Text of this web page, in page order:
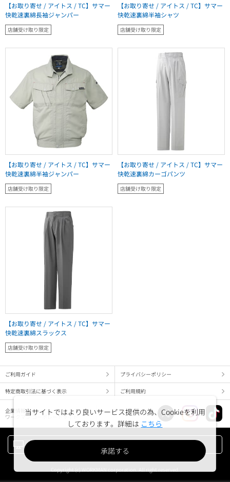
【お取り寄せ / アイトス / TC】サマー
快乾速裏綿長袖ジャンパー
店舗受け取り限定
【お取り寄せ / アイトス / TC】サマー
快乾速裏綿半袖シャツ
店舗受け取り限定
【お取り寄せ / アイトス / TC】サマー
快乾速裏綿半袖ジャンパー
店舗受け取り限定
【お取り寄せ / アイトス / TC】サマー
快乾速裏綿カーゴパンツ
店舗受け取り限定
【お取り寄せ / アイトス / TC】サマー
快乾速裏綿スラックス
店舗受け取り限定
ご利用ガイド プライバシーポリシー
特定商取引法に基づく表示 ご利用規約
企業情報
ワークマン コーポレートサイト
当サイトではより良いサービス提供の為、Cookieを利用
しております。詳細は こちら
承諾する